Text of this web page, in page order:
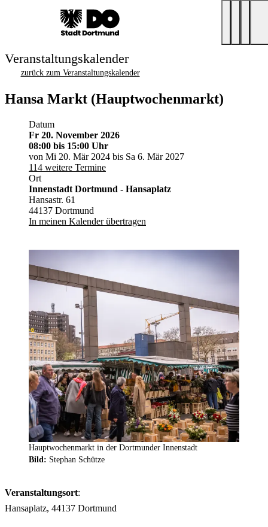
Veranstaltungskalender
zurück zum Veranstaltungskalender
Hansa Markt (Hauptwochenmarkt)
Datum
Fr 20. November 2026
08:00 bis 15:00 Uhr
von Mi 20. Mär 2024 bis Sa 6. Mär 2027
114 weitere Termine
Ort
Innenstadt Dortmund - Hansaplatz
Hansastr. 61
44137 Dortmund
In meinen Kalender übertragen
Hauptwochenmarkt in der Dortmunder Innenstadt
Bild: Stephan Schütze
Veranstaltungsort:
Hansaplatz, 44137 Dortmund